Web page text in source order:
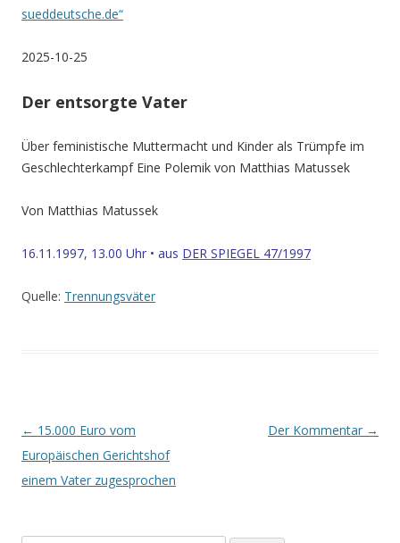
sueddeutsche.de“
2025-10-25
Der entsorgte Vater
Über feministische Muttermacht und Kinder als Trümpfe im
Geschlechterkampf Eine Polemik von Matthias Matussek
Von Matthias Matussek
16.11.1997, 13.00 Uhr • aus DER SPIEGEL 47/1997
Quelle: Trennungsväter
Beitrags-
Navigation
← 15.000 Euro vom
Europäischen Gerichtshof
einem Vater zugesprochen
Der Kommentar →